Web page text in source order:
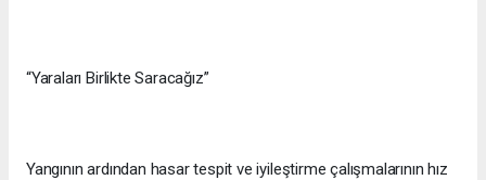
“Yaraları Birlikte Saracağız”
Yangının ardından hasar tespit ve iyileştirme çalışmalarının hız